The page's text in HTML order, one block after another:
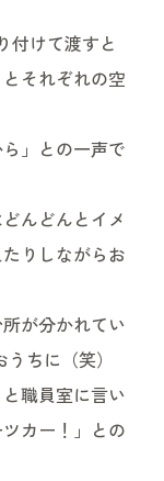
付けて渡すと
それぞれの空
」との一声で
んどんとイメ
りしながらお
が分かれてい
ちに（笑）
職員室に言い
カー！」との